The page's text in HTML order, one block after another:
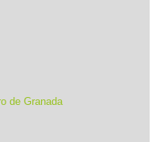
de Granada